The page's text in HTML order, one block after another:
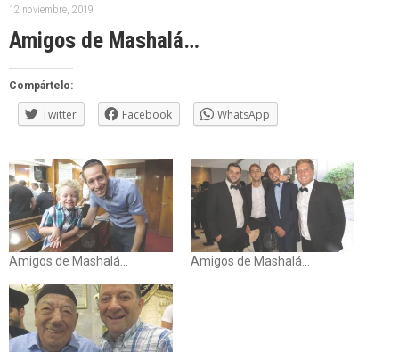
12 noviembre, 2019
Amigos de Mashalá…
Compártelo:
Twitter Facebook WhatsApp
Amigos de Mashalá... Amigos de Mashalá...